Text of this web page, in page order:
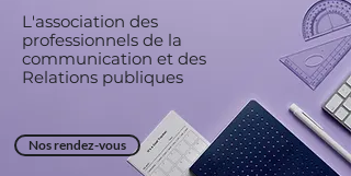
L'association des
professionnels de la
communication et des
Relations publiques
Nos rendez-vous